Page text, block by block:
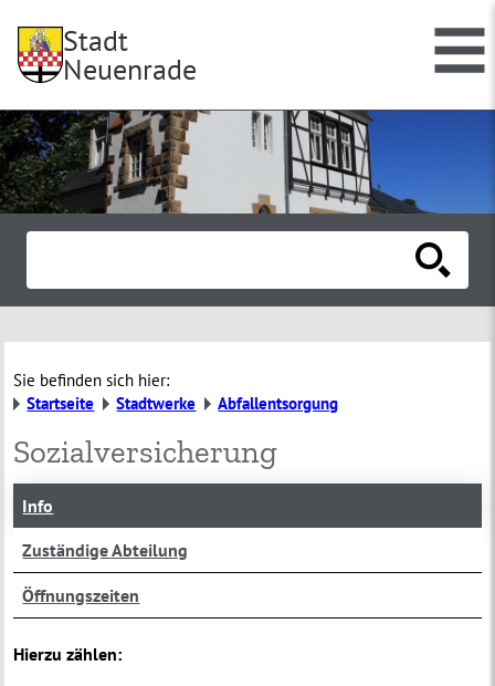
Stadt
Neuenrade
Sie befinden sich hier:
Startseite
Stadtwerke Abfallentsorgung
Sozialversicherung
Info
Zuständige Abteilung
Öffnungszeiten
Hierzu zählen: